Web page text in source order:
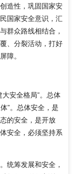
造性，巩固国家安
国家安全意识，汇
群众路线相结合，
、分裂活动，打好
障。
安全格局”。总体
”。总体安全，是
的安全，是开放
安全，必须坚持系
统筹发展和安全，